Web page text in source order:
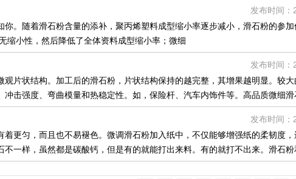
。随着滑石粉含量的添补，聚丙烯塑料成型缩小率逐步减小，滑石粉的参
缩小性，然后降低了全体资料成型缩小率；微细
发布时间
片状结构。加工后的滑石粉，片状结构保持的越完整，其增果越明显。较
击强度、弯曲模量和热稳定性。如，保险杆、汽车内饰件等。高品质微细滑
发布时间
更匀，而且也不易褪色。微调滑石粉加入纸中，不仅能够增强纸的柔韧度
一样，虽然都是碳酸钙，但是有的就能打出来料。有的就打不出来。滑石粉
发布时间